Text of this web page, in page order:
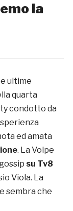
la
ultime
quarta
condotto da
ed amata
. La Volpe
su Tv8
Viola. La
sembra che